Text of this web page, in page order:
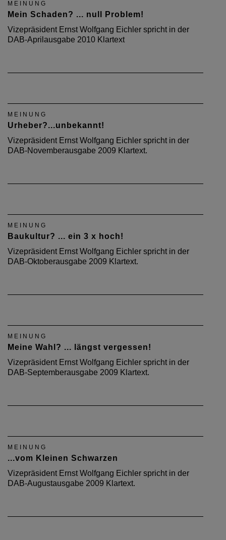
MEINUNG
Mein Schaden? ... null Problem!
Vizepräsident Ernst Wolfgang Eichler spricht in der
DAB-Aprilausgabe 2010 Klartext
MEINUNG
Urheber?...unbekannt!
Vizepräsident Ernst Wolfgang Eichler spricht in der
DAB-Novemberausgabe 2009 Klartext.
MEINUNG
Baukultur? ... ein 3 x hoch!
Vizepräsident Ernst Wolfgang Eichler spricht in der
DAB-Oktoberausgabe 2009 Klartext.
MEINUNG
Meine Wahl? ... längst vergessen!
Vizepräsident Ernst Wolfgang Eichler spricht in der
DAB-Septemberausgabe 2009 Klartext.
MEINUNG
...vom Kleinen Schwarzen
Vizepräsident Ernst Wolfgang Eichler spricht in der
DAB-Augustausgabe 2009 Klartext.